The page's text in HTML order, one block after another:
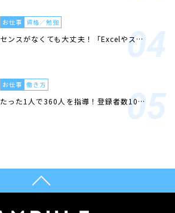
お仕事 資格／勉強
センスがなくても大丈夫！「Excelやス…
お仕事 働き方
たった1人で360人を指導！登録者数10…